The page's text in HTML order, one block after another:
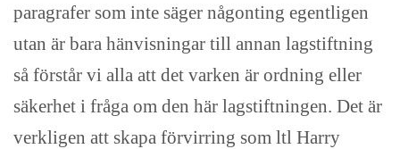
paragrafer som inte säger någonting egentligen
utan är bara hänvisningar till annan lagstiftning
så förstår vi alla att det varken är ordning eller
säkerhet i fråga om den här lagstiftningen. Det är
verkligen att skapa förvirring som ltl Harry